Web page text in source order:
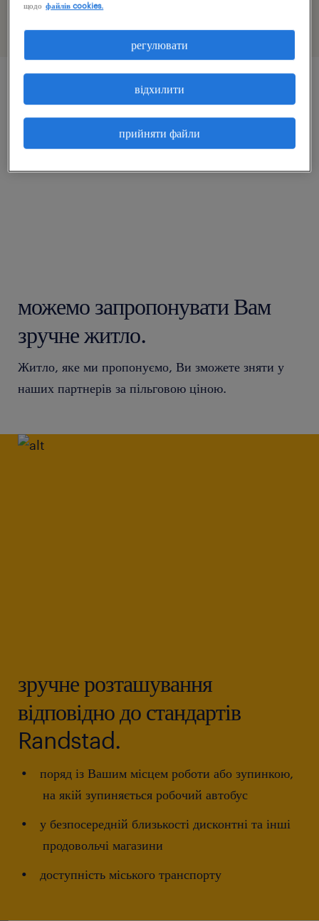
важливо, як і хороша та гідно оплачувана робота.
можемо запропонувати Вам
зручне житло.
Житло, яке ми пропонуємо, Ви зможете зняти у
наших партнерів за пільговою ціною.
зручне розташування
відповідно до стандартів
Randstad.
поряд із Вашим місцем роботи або зупинкою,
на якій зупиняється робочий автобус
у безпосередній близькості дисконтні та інші
продовольчі магазини
доступність міського транспорту
щодо файлів cookies.
прийняти файли
відхилити
регулювати